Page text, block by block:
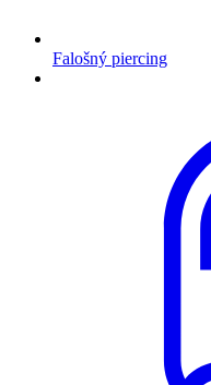
Falošný piercing